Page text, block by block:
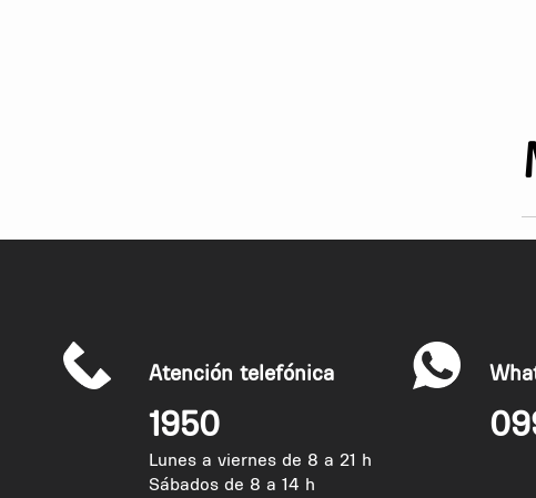
Atención telefónica
1950
Lunes a viernes de 8 a 21 h
Sábados de 8 a 14 h